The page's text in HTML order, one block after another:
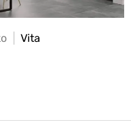
Vita